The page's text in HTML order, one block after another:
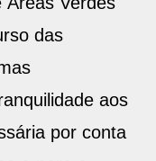
das
aos
por conta